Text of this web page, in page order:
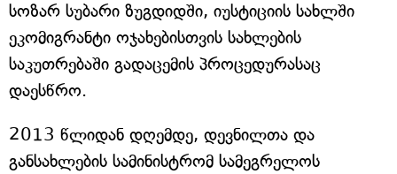
სოზარ სუბარი ზუგდიდში, იუსტიციის სახლში
ეკომიგრანტი ოჯახებისთვის სახლების
საკუთრებაში გადაცემის პროცედურასაც
დაესწრო.
2013 წლიდან დღემდე, დევნილთა და
განსახლების სამინისტრომ სამეგრელოს